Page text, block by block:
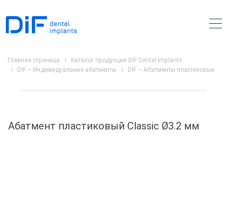
Главная страница
Каталог продукции DIF Dental Implants
DIF – Индивидуальные абатменты
DIF – Абатменты пластиковые
Абатмент пластиковый Classic Ø3.2 мм